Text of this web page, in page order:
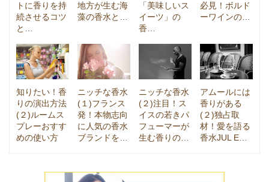
トに香りを持
続させるコツ
と…
地方が生む海
藻の香水と…
「美味しいス
イーツ」の
香…
必見！ボルド
ーワインの…
知りたい！香
りの演出方法
(２)ルームス
プレーおすす
めの使い方
ニッチな香水
(１)フランス
発！本物志向
に人気の香水
ブランドを…
ニッチな香水
(２)注目！ス
イスの若きパ
フューマーが
生む香りの…
アムールには
香りがある
(２)独占取
材！愛を語る
香水JUL E…